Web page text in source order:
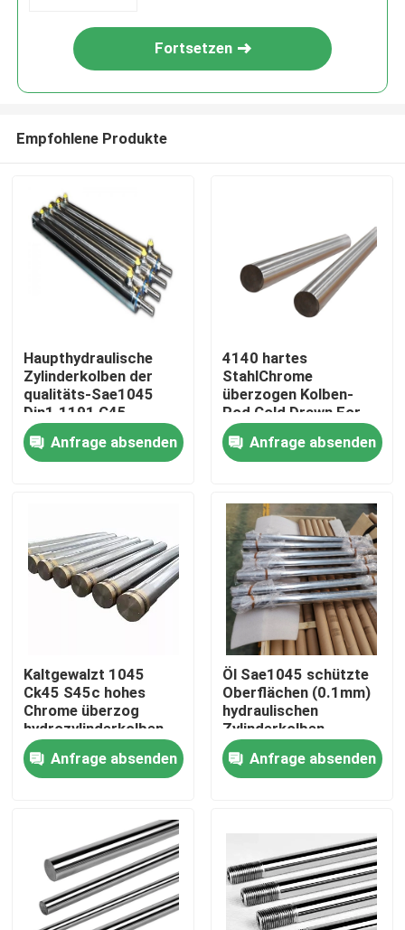
Nach Hause
Über uns
Produkte
Geschmiedete Stahlprodukte
Geschmiedete Stahlwellen
Geschmiedete Stahlringe
Geschmiedete Ärmel
Geschmiedete Gang-freie Räume
Fortsetzen
Empfohlene Produkte
Haupthydraulische
Zylinderkolben der
qualitäts-Sae1045
Din1.1191 C45
Anfrage absenden
4140 hartes
StahlChrome
überzogen Kolben-
Rod Cold Drawn For
Hydraulic-Zylinder
Anfrage absenden
Kaltgewalzt 1045
Ck45 S45c hohes
Chrome überzog
hydrozylinderkolben
Anfrage absenden
Öl Sae1045 schützte
Oberflächen (0.1mm)
hydraulischen
Zylinderkolben
Anfrage absenden